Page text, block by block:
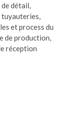
détail,
et process du
de production,
réception